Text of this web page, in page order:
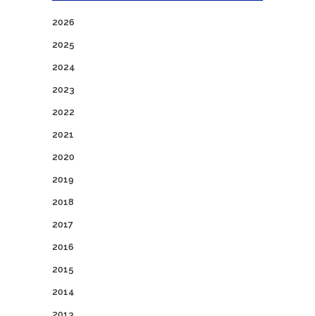
2026
2025
2024
2023
2022
2021
2020
2019
2018
2017
2016
2015
2014